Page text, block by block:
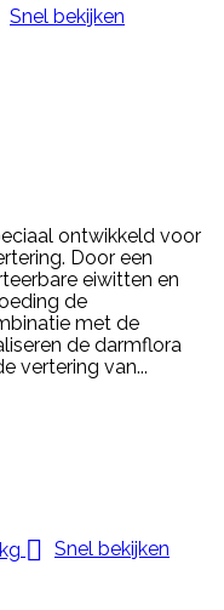
Snel bekijken
ontwikkeld voor
Door een
eiwitten en
de
met de
de darmflora
vertering van...
 Snel bekijken